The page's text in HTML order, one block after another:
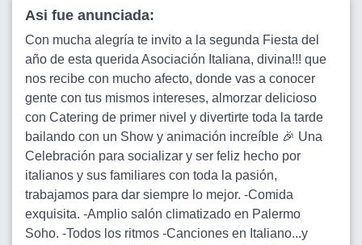
Asi fue anunciada:
Con mucha alegría te invito a la segunda Fiesta del
año de esta querida Asociación Italiana, divina!!! que
nos recibe con mucho afecto, donde vas a conocer
gente con tus mismos intereses, almorzar delicioso
con Catering de primer nivel y divertirte toda la tarde
bailando con un Show y animación increíble 🎉 Una
Celebración para socializar y ser feliz hecho por
italianos y sus familiares con toda la pasión,
trabajamos para dar siempre lo mejor. -Comida
exquisita. -Amplio salón climatizado en Palermo
Soho. -Todos los ritmos -Canciones en Italiano...y